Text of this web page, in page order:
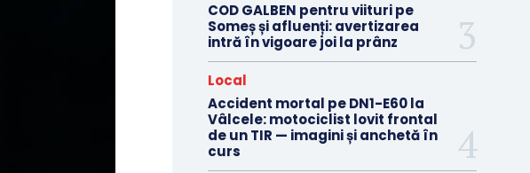
COD GALBEN pentru viituri pe
Someș și afluenți: avertizarea
intră în vigoare joi la prânz
Local
Accident mortal pe DN1-E60 la
Vâlcele: motociclist lovit frontal
de un TIR — imagini și anchetă în
curs